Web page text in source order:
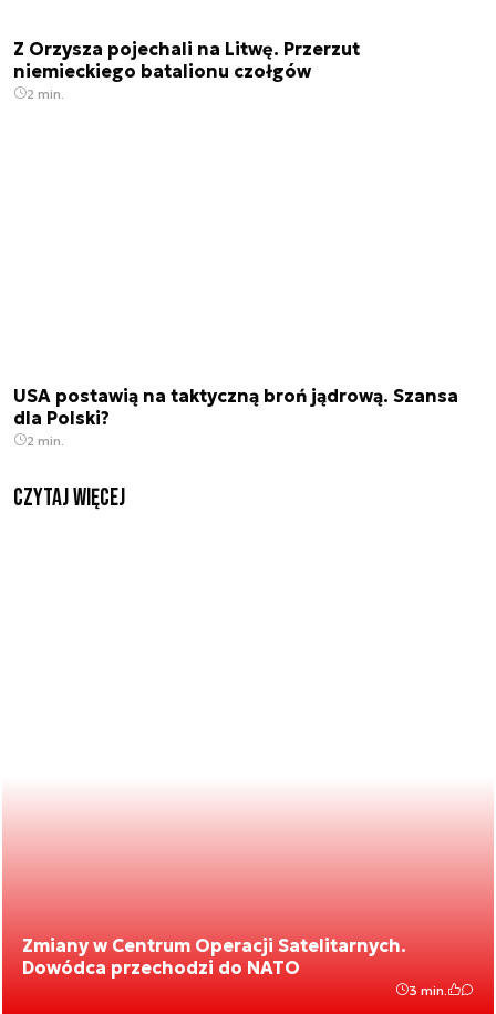
Z Orzysza pojechali na Litwę. Przerzut
niemieckiego batalionu czołgów
2 min.
USA postawią na taktyczną broń jądrową. Szansa
dla Polski?
2 min.
czytaj więcej
Zmiany w Centrum Operacji Satelitarnych.
Dowódca przechodzi do NATO
3 min.